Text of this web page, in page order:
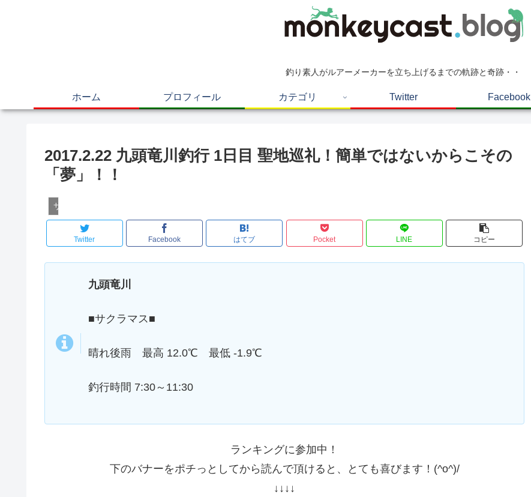
釣り素人がルアーメーカーを立ち上げるまでの軌跡と奇跡・・
ホーム プロフィール カテゴリ Twitter Facebook
2017.2.22 九頭竜川釣行 1日目 聖地巡礼！簡単ではないからこその
「夢」！！
サクラマス
Twitter Facebook はてブ Pocket LINE コピー
九頭竜川
■サクラマス■
晴れ後雨 最高 12.0℃ 最低 -1.9℃
釣行時間 7:30～11:30
ランキングに参加中！
下のバナーをポチっとしてから読んで頂けると、とても喜びます！(^o^)/
↓↓↓↓